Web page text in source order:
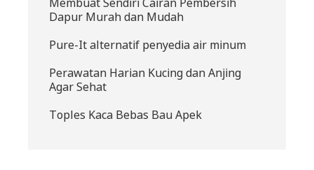
Dapur Murah dan Mudah
Pure-It alternatif penyedia air minum
Perawatan Harian Kucing dan Anjing
Agar Sehat
Toples Kaca Bebas Bau Apek